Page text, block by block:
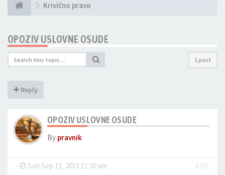
Krivično pravo
OPOZIV USLOVNE OSUDE
1 post
Reply
OPOZIV USLOVNE OSUDE
By pravnik
- Sun Sep 13, 2015 11:30 am #261